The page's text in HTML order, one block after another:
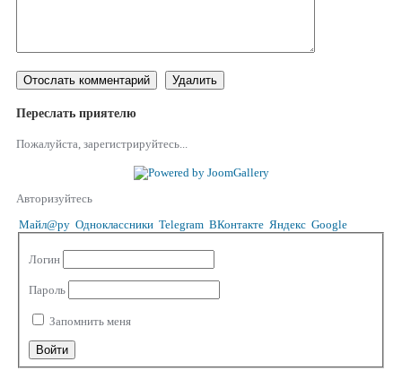
Переслать приятелю
Пожалуйста, зарегистрируйтесь...
Авторизуйтесь
Майл@ру Одноклассники Telegram ВКонтакте Яндекс Google
Логин
Пароль
Запомнить меня